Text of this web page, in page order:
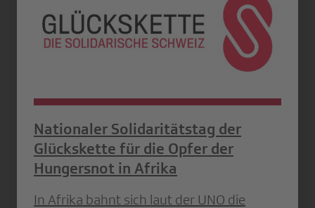
Nationaler Solidaritätstag der
Glückskette für die Opfer der
Hungersnot in Afrika
In Afrika bahnt sich laut der UNO die